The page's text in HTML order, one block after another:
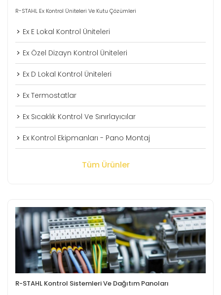
R-STAHL Ex Kontrol Üniteleri Ve Kutu Çözümleri
Ex E Lokal Kontrol Üniteleri
Ex Özel Dizayn Kontrol Üniteleri
Ex D Lokal Kontrol Üniteleri
Ex Termostatlar
Ex Sıcaklık Kontrol Ve Sınırlayıcılar
Ex Kontrol Ekipmanları - Pano Montaj
Tüm Ürünler
R-STAHL Kontrol Sistemleri Ve Dağıtım Panoları